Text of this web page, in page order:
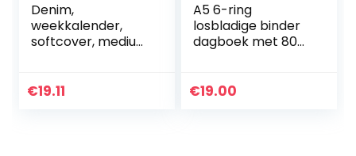
Denim,
weekkalender,
softcover, medium
€19.11
A5 6-ring
losbladige binder
dagboek met 80
vierkant rooster /
€19.00